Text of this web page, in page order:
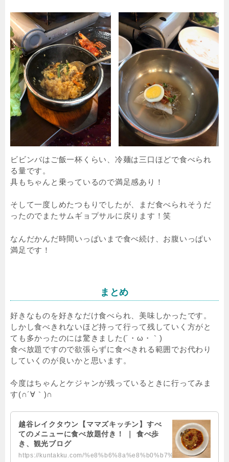
ビビンバはご飯一杯くらい、冷麺は三口ほどで食べられ
る量です。
具もちゃんと乗っているので満足感あり！
そして一度しめたつもりでしたが、まだ食べられそうだ
ったのでまたサムギョプサルに戻ります！笑
なんだかんだ時間いっぱいまで食べ続け、お腹いっぱい
満足です！
まとめ
好きなものを好きなだけ食べられ、美味しかったです。
しかし食べきれないほど持って行って残していく方がと
ても多かったのには驚きました(´・ω・｀)
食べ放題ですので欲張らずに食べきれる範囲でお代わり
していくのが良いかと思います。
今度はちゃんとケジャンが残っているときに行ってみま
す(∩´∀｀)∩
越谷レイクタウン【ママズキッチン】すべ
てのメニューに食べ放題付き！ ｜ 食べ歩
き、観光ブログ
https://kuntakku.com/%e8%b6%8a%e8%b0%b7%e3%83%ac%e3%82%a4%e3%82%af%e3%82%bf%e...